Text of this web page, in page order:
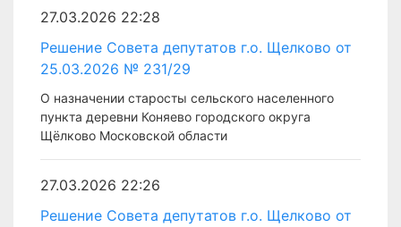
27.03.2026 22:28
Решение Совета депутатов г.о. Щелково от
25.03.2026 № 231/29
О назначении старосты сельского населенного
пункта деревни Коняево городского округа
Щёлково Московской области
27.03.2026 22:26
Решение Совета депутатов г.о. Щелково от